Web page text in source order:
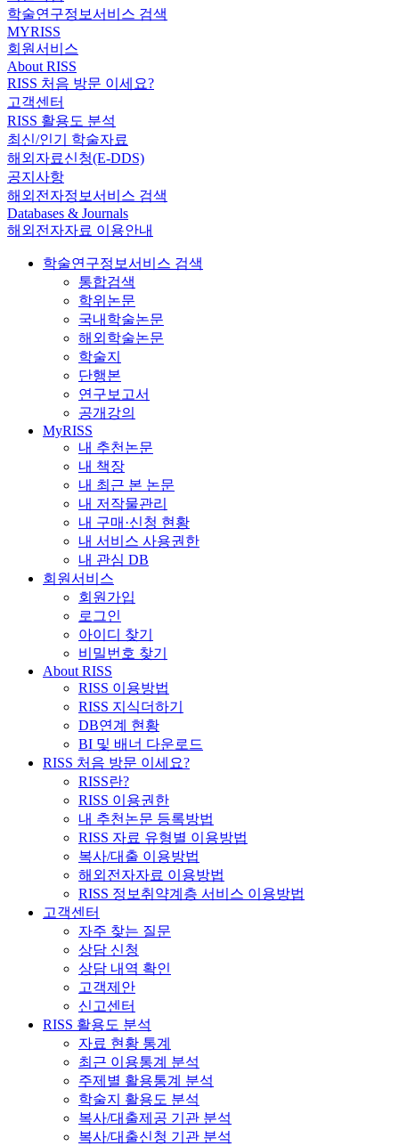
학술연구정보서비스 검색
MYRISS
회원서비스
About RISS
RISS 처음 방문 이세요?
고객센터
RISS 활용도 분석
최신/인기 학술자료
해외자료신청(E-DDS)
공지사항
해외전자정보서비스 검색
Databases & Journals
해외전자자료 이용안내
학술연구정보서비스 검색
통합검색
학위논문
국내학술논문
해외학술논문
학술지
단행본
연구보고서
공개강의
MyRISS
내 추천논문
내 책장
내 최근 본 논문
내 저작물관리
내 구매·신청 현황
내 서비스 사용권한
내 관심 DB
회원서비스
회원가입
로그인
아이디 찾기
비밀번호 찾기
About RISS
RISS 이용방법
RISS 지식더하기
DB연계 현황
BI 및 배너 다운로드
RISS 처음 방문 이세요?
RISS란?
RISS 이용권한
내 추천논문 등록방법
RISS 자료 유형별 이용방법
복사/대출 이용방법
해외전자자료 이용방법
RISS 정보취약계층 서비스 이용방법
고객센터
자주 찾는 질문
상담 신청
상담 내역 확인
고객제안
신고센터
RISS 활용도 분석
자료 현황 통계
최근 이용통계 분석
주제별 활용통계 분석
학술지 활용도 분석
복사/대출제공 기관 분석
복사/대출신청 기관 분석